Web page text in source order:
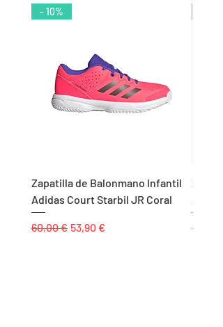
- 10%
Zapatilla de Balonmano Infantil
Adidas Court Starbil JR Coral
Precio
60,00 € Precio de oferta
53,90 € Precio
55,00 €